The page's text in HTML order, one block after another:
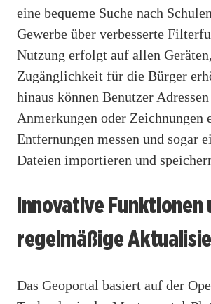
eine bequeme Suche nach
Gewerbe über verbesserte
Nutzung erfolgt auf allen
Zugänglichkeit für die Bürger
hinaus können Benutzer
Anmerkungen oder Zeichnungen
Entfernungen messen und sogar
Dateien importieren und
Innovative Funktionen
regelmäßige
Das Geoportal basiert auf der